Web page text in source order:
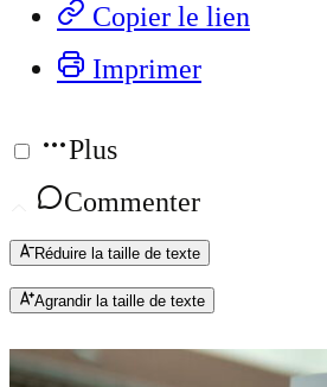
Copier le lien
Imprimer
Plus
Commenter
Réduire la taille de texte
Agrandir la taille de texte